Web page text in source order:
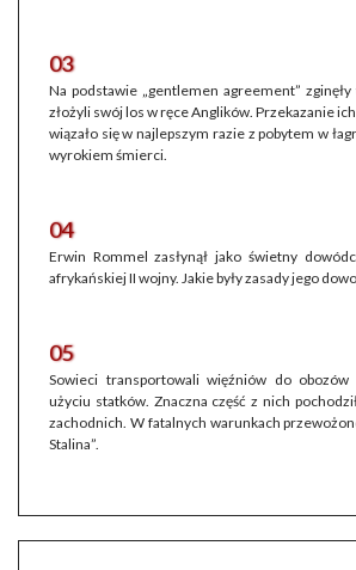
03
Na podstawie „gentlemen agreement”
złożyli swój los w ręce Anglików. Przekazanie
wiązało się w najlepszym razie z pobytem w
wyrokiem śmierci.
04
Erwin Rommel zasłynął jako świetny
afrykańskiej II wojny. Jakie były zasady jego
05
Sowieci transportowali więźniów do obozów
użyciu statków. Znaczna część z nich
zachodnich. W fatalnych warunkach
Stalina”.